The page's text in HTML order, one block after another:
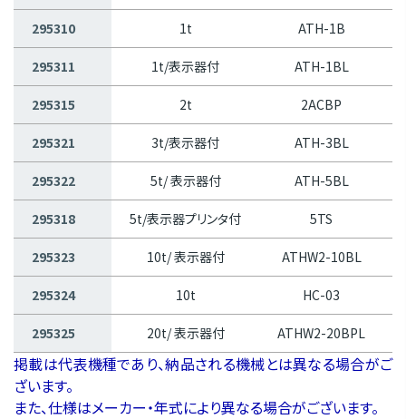
295310 1t ATH-1B
295311 1t/表示器付 ATH-1BL
295315 2t 2ACBP
295321 3t/表示器付 ATH-3BL
295322 5t/ 表示器付 ATH-5BL
295318 5t/表示器プリンタ付 5TS
295323 10t/ 表示器付 ATHW2-10BL
295324 10t HC-03
295325 20t/ 表示器付 ATHW2-20BPL
掲載は代表機種であり、納品される機械とは異なる場合がご
ざいます。
また、仕様はメーカー・年式により異なる場合がございます。